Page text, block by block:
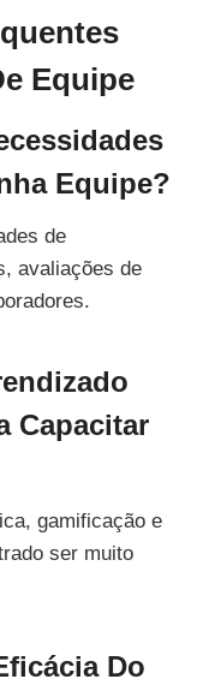
Equipe
Equipe?
de
avaliações de
Capacitar
gamificação e
ser muito
Do